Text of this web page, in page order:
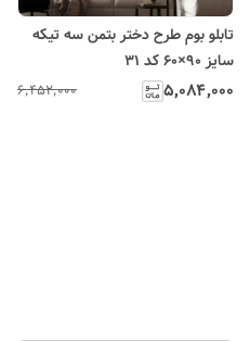
تابلو بوم طرح دختر بتمن سه تیکه
سایز ۹۰×۶۰ کد ۳۱
۵٬۰۸۴٬۰۰۰ ۶٬۴۵۲٬۰۰۰